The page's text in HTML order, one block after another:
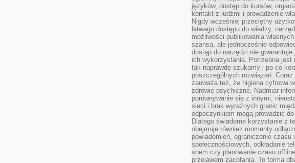
języków, dostęp do kursów,
kontakt z ludźmi i prowadzenie
Nigdy wcześniej przeciętny
łatwego dostępu do wiedzy,
możliwości publikowania
szansa, ale jednocześnie
dostęp do narzędzi nie
ich wykorzystania. Potrzebna jest
tak naprawdę szukamy i po co
poszczególnych rozwiązań.
zauważa też, że higiena cyfrowa
zdrowie psychiczne. Nadmiar
porównywanie się z innymi,
sieci i brak wyraźnych granic
odpoczynkiem mogą prowadzić
Dlatego świadome korzystanie z
obejmuje również momenty
powiadomień, ograniczenie czasu
społecznościowych, odkładanie
snem czy planowanie czasu
przejawem zacofania. To forma